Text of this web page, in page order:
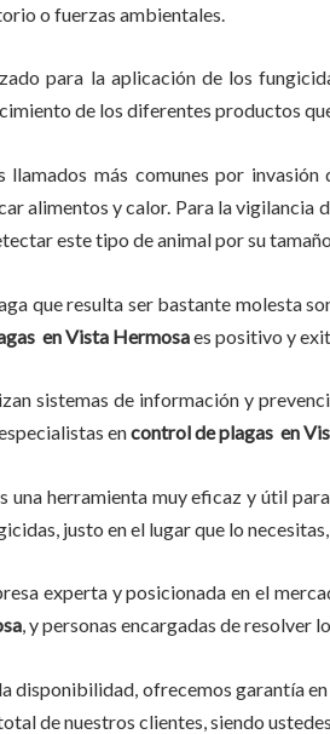
o fuerzas ambientales.
para la aplicación de los
de los diferentes productos
llamados más comunes por
alimentos y calor. Para la vigilancia
este tipo de animal por su
que resulta ser bastante molesta
en Vista Hermosaes positivo y
sistemas de información y
encontrol de plagas en
una herramienta muy eficaz y útil
justo en el lugar que lo
experta y posicionada en el
, y personas encargadas de resolver
disponibilidad, ofrecemos garantía
de nuestros clientes, siendo